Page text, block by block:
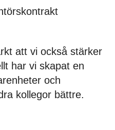
att vi också stärker
har vi skapat en
och
kollegor bättre.